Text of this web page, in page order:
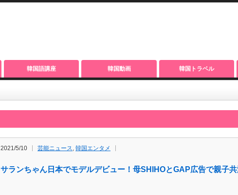
韓国語講座 韓国動画 韓国トラベル
2021/5/10 芸能ニュース, 韓国エンタメ
サランちゃん日本でモデルデビュー！母SHIHOとGAP広告で親子